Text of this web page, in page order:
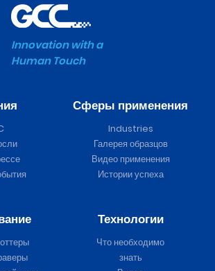
Innovation with a
Human Touch
Сферы применения
Industries
Галерея образцов
Видео применения
Истории успеха
Технологии
Что необходимо
знать